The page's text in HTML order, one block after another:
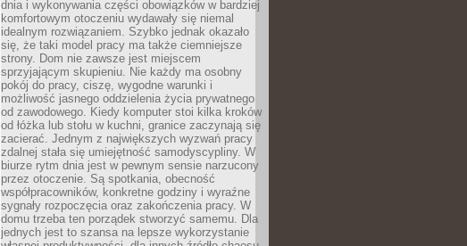
dnia i wykonywania części obowiązków w bardziej
komfortowym otoczeniu wydawały się niemal
idealnym rozwiązaniem. Szybko jednak okazało
się, że taki model pracy ma także ciemniejsze
strony. Dom nie zawsze jest miejscem
sprzyjającym skupieniu. Nie każdy ma osobny
pokój do pracy, ciszę, wygodne warunki i
możliwość jasnego oddzielenia życia prywatnego
od zawodowego. Kiedy komputer stoi kilka kroków
od łóżka lub stołu w kuchni, granice zaczynają się
zacierać. Jednym z największych wyzwań pracy
zdalnej stała się umiejętność samodyscypliny. W
biurze rytm dnia jest w pewnym sensie narzucony
przez otoczenie. Są spotkania, obecność
współpracowników, konkretne godziny i wyraźne
sygnały rozpoczęcia oraz zakończenia pracy. W
domu trzeba ten porządek stworzyć samemu. Dla
jednych jest to szansa na lepsze wykorzystanie